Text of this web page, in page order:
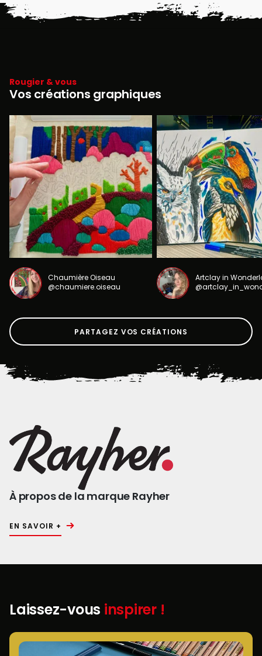
Rougier & vous
Vos créations graphiques
Chaumière Oiseau
@chaumiere.oiseau
Artclay in
PARTAGEZ VOS CRÉATIONS
À propos de la marque Rayher
EN SAVOIR +
Laissez-vous inspirer !